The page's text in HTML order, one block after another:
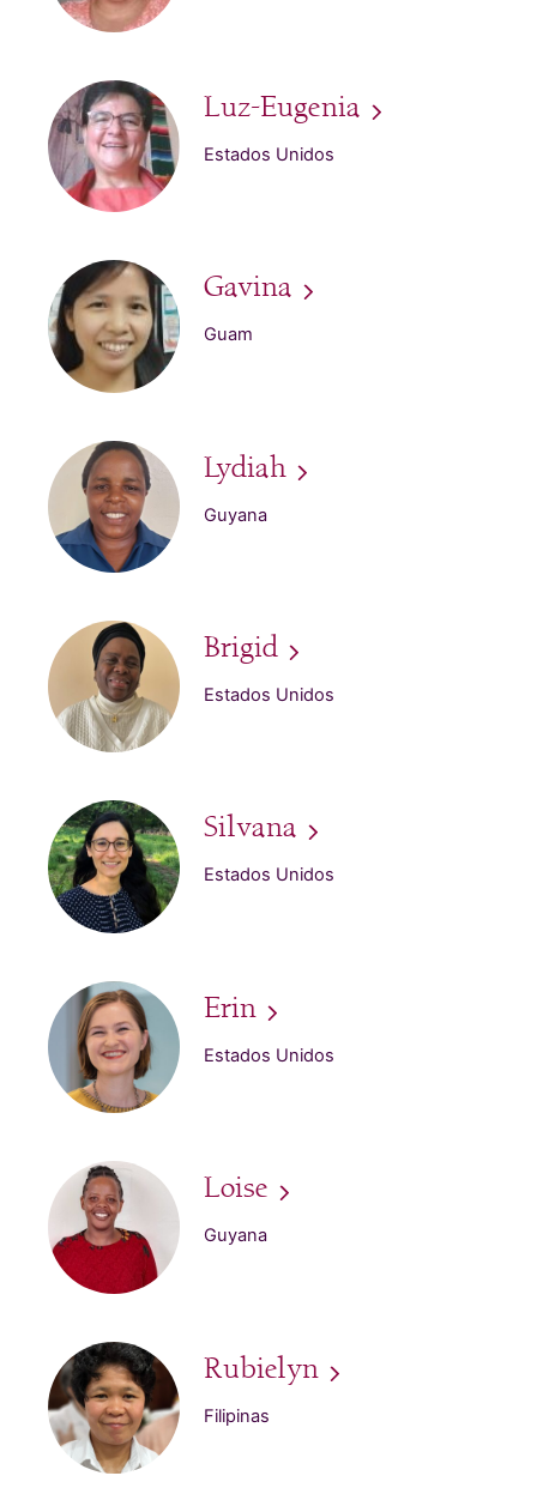
Luz-Eugenia
Estados Unidos
Gavina
Guam
Lydiah
Guyana
Brigid
Estados Unidos
Silvana
Estados Unidos
Erin
Estados Unidos
Loise
Guyana
Rubielyn
Filipinas